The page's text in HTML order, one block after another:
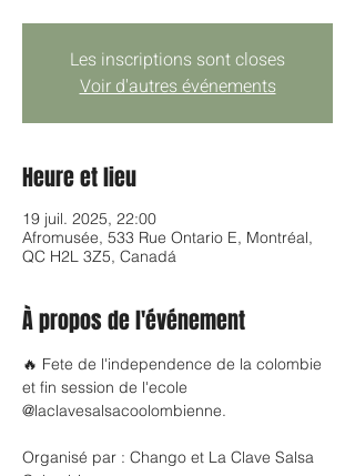
Les inscriptions sont closes
Voir d'autres événements
Heure et lieu
19 juil. 2025, 22:00
Afromusée, 533 Rue Ontario E, Montréal,
QC H2L 3Z5, Canadá
À propos de l'événement
🔥 Fete de l'independence de la colombie
et fin session de l'ecole
@laclavesalsacoolombienne.
Organisé par : Chango et La Clave Salsa